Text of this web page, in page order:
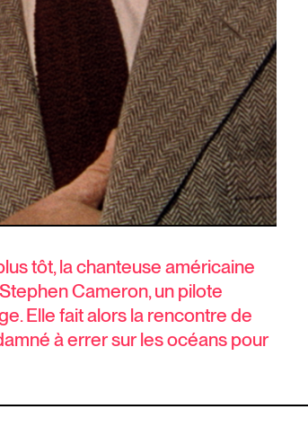
tôt, la chanteuse américaine
Cameron, un pilote
Elle fait alors la rencontre de
à errer sur les océans pour